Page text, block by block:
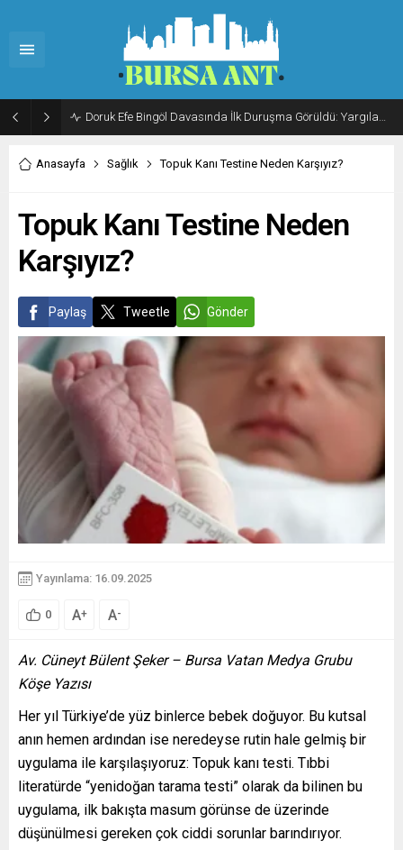
Doruk Efe Bingöl Davasında İlk Duruşma Görüldü: Yargılama 20 Ekim 2026’ya Ertelendi
Anasayfa Sağlık Topuk Kanı Testine Neden Karşıyız?
Topuk Kanı Testine Neden
Karşıyız?
Paylaş Tweetle Gönder
Yayınlama: 16.09.2025
0 A+ A-
Av. Cüneyt Bülent Şeker – Bursa Vatan Medya Grubu
Köşe Yazısı
Her yıl Türkiye’de yüz binlerce bebek doğuyor. Bu kutsal
anın hemen ardından ise neredeyse rutin hale gelmiş bir
uygulama ile karşılaşıyoruz: Topuk kanı testi. Tıbbi
literatürde “yenidoğan tarama testi” olarak da bilinen bu
uygulama, ilk bakışta masum görünse de üzerinde
düşünülmesi gereken çok ciddi sorunlar barındırıyor.